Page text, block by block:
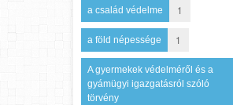
a család védelme 1
a föld népessége 1
A gyermekek védelméről és a
gyámügyi igazgatásról szóló
törvény